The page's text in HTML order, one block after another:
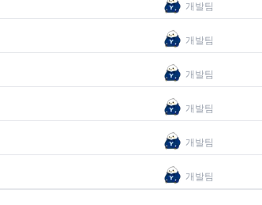
개발팀
개발팀
개발팀
개발팀
개발팀
개발팀